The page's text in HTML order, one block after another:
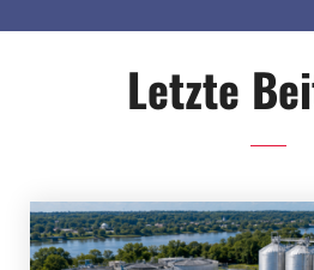
Letzte